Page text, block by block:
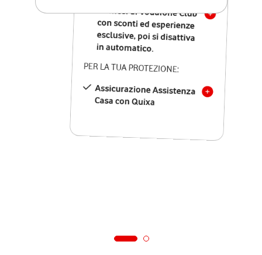
12 mesi di Vodafone Club
con sconti ed esperienze
esclusive, poi si disattiva
in automatico.
PER LA TUA PROTEZIONE:
Assicurazione Assistenza
Casa con Quixa